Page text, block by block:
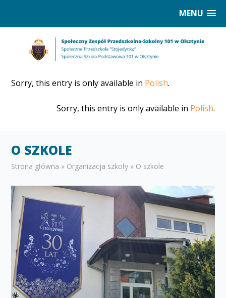
MENU
Sorry, this entry is only available in Polish.
Sorry, this entry is only available in Polish.
O SZKOLE
Strona główna » Organizacja szkoły » O szkole